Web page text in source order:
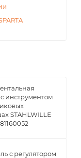
инструментом
STAHLWILLE
с регулятором